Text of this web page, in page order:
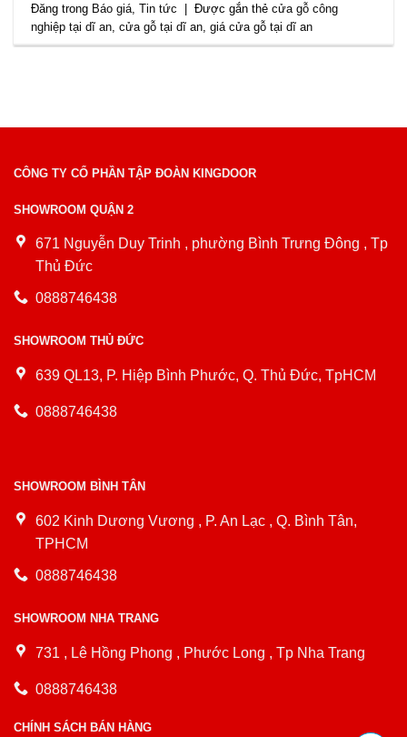
Đăng trong Báo giá ,Tin tức Được gắn thẻcửa gỗ công
nghiệp tại dĩ an ,cửa gỗ tại dĩ an ,giá cửa gỗ tại dĩ an
CÔNG TY CỔ PHẦN TẬP ĐOÀN KINGDOOR
SHOWROOM QUẬN 2
671 Nguyễn Duy Trinh , phường Bình Trưng Đông , Tp
Thủ Đức
0888746438
SHOWROOM THỦ ĐỨC
639 QL13, P. Hiệp Bình Phước, Q. Thủ Đức, TpHCM
0888746438
SHOWROOM BÌNH TÂN
602 Kinh Dương Vương , P. An Lạc , Q. Bình Tân,
TPHCM
0888746438
SHOWROOM NHA TRANG
731 , Lê Hồng Phong , Phước Long , Tp Nha Trang
0888746438
CHÍNH SÁCH BÁN HÀNG